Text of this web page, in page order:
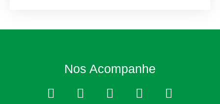
Nos Acompanhe